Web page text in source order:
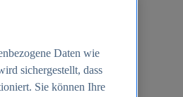
Daten wie
sichergestellt, dass
Sie können Ihre